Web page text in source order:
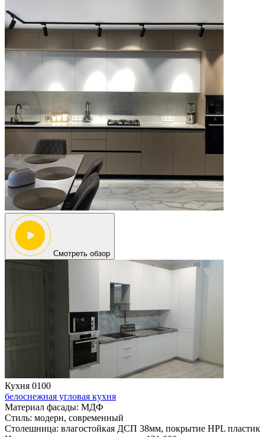
Смотреть обзор
Кухня 0100
белоснежная угловая кухня
Материал фасады: МДФ
Стиль: модерн, современный
Столешница: влагостойкая ДСП 38мм, покрытие HPL пластик